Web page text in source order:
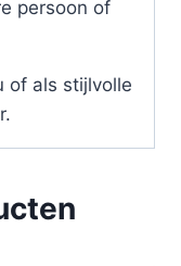
persoon of
of als stijlvolle